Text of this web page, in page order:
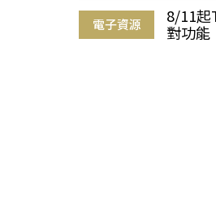
電子資源
8/11起
對功能